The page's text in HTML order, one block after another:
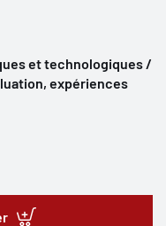
et technologiques /
expériences